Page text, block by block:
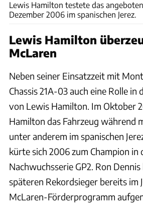
Lewis Hamilton testete das
Dezember 2006 im spanischen Jerez.
Lewis Hamilton
McLaren
Neben seiner Einsatzzeit mit
Chassis 21A-03 auch eine Rolle
von Lewis Hamilton. Im Oktober
Hamilton das Fahrzeug während
unter anderem im spanischen
kürte sich 2006 zum Champion in
Nachwuchsserie GP2. Ron
späteren Rekordsieger bereits im
McLaren-Förderprogramm